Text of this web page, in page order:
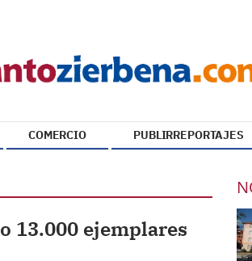
COMERCIO PUBLIRREPORTAJES
13.000 ejemplares